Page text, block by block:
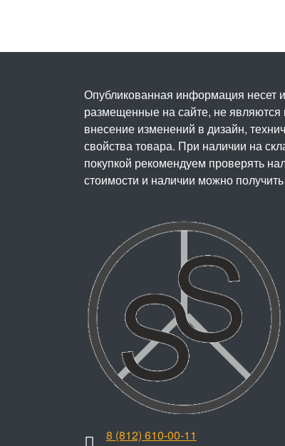
8 (812) 610-00-11
Опубликованная информация несет
размещенные на сайте, не являются
внесение изменений в дизайн,
свойства товара. При наличии на
покупкой рекомендуем проверять
стоимости и наличии можно